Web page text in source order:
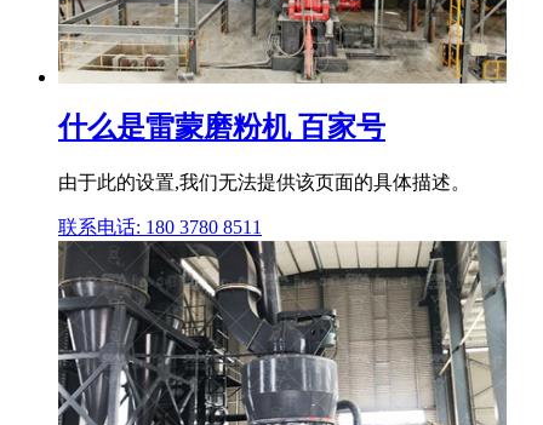
什么是雷蒙磨粉机 百家号
由于此的设置,我们无法提供该页面的具体描述。
联系电话: 180 3780 8511